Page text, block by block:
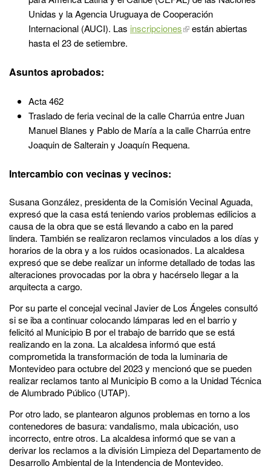
Unidas y la Agencia Uruguaya de Cooperación
Internacional (AUCI). Las inscripciones
están abiertas
hasta el 23 de setiembre.
Asuntos aprobados:
Acta 462
Traslado de feria vecinal de la calle Charrúa entre Juan
Manuel Blanes y Pablo de María a la calle Charrúa entre
Joaquin de Salterain y Joaquín Requena.
Intercambio con vecinas y vecinos:
Susana González, presidenta de la Comisión Vecinal Aguada,
expresó que la casa está teniendo varios problemas edilicios a
causa de la obra que se está llevando a cabo en la pared
lindera. También se realizaron reclamos vinculados a los días y
horarios de la obra y a los ruidos ocasionados. La alcaldesa
expresó que se debe realizar un informe detallado de todas las
alteraciones provocadas por la obra y hacérselo llegar a la
arquitecta a cargo.
Por su parte el concejal vecinal Javier de Los Ángeles consultó
si se iba a continuar colocando lámparas led en el barrio y
felicitó al Municipio B por el trabajo de barrido que se está
realizando en la zona. La alcaldesa informó que está
comprometida la transformación de toda la luminaria de
Montevideo para octubre del 2023 y mencionó que se pueden
realizar reclamos tanto al Municipio B como a la Unidad Técnica
de Alumbrado Público (UTAP).
Por otro lado, se plantearon algunos problemas en torno a los
contenedores de basura: vandalismo, mala ubicación, uso
incorrecto, entre otros. La alcaldesa informó que se van a
derivar los reclamos a la división Limpieza del Departamento de
Desarrollo Ambiental de la Intendencia de Montevideo.